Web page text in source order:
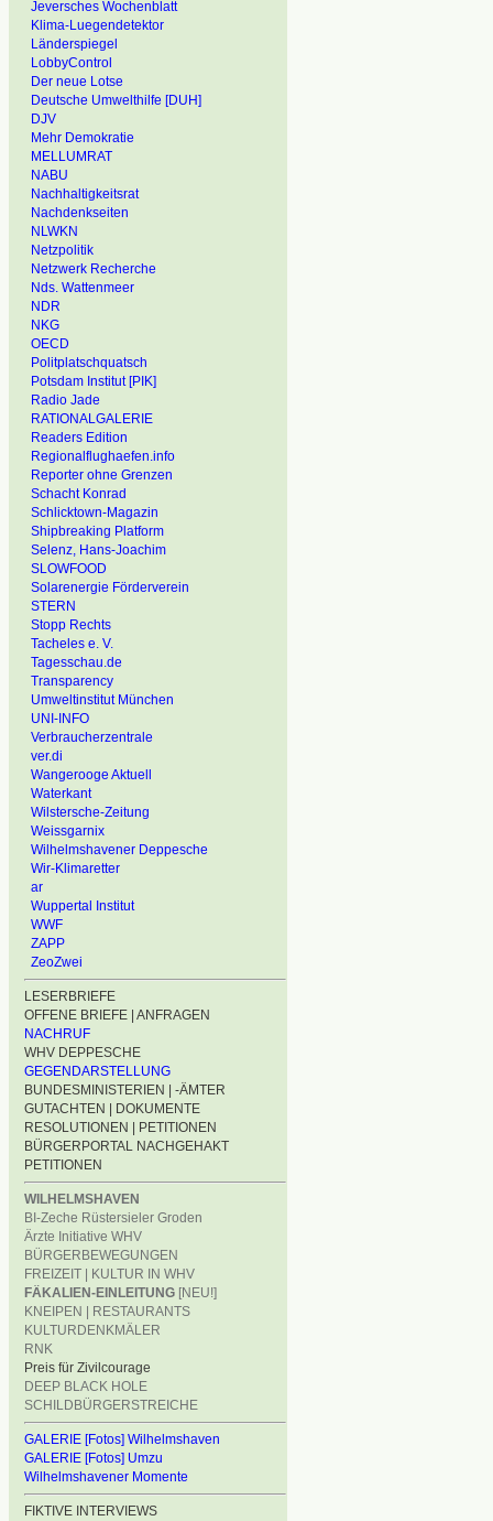
Jeversches Wochenblatt
Klima-Luegendetektor
Länderspiegel
LobbyControl
Der neue Lotse
Deutsche Umwelthilfe [DUH]
DJV
Mehr Demokratie
MELLUMRAT
NABU
Nachhaltigkeitsrat
Nachdenkseiten
NLWKN
Netzpolitik
Netzwerk Recherche
Nds. Wattenmeer
NDR
NKG
OECD
Politplatschquatsch
Potsdam Institut [PIK]
Radio Jade
RATIONALGALERIE
Readers Edition
Regionalflughaefen.info
Reporter ohne Grenzen
Schacht Konrad
Schlicktown-Magazin
Shipbreaking Platform
Selenz, Hans-Joachim
SLOWFOOD
Solarenergie Förderverein
STERN
Stopp Rechts
Tacheles e. V.
Tagesschau.de
Transparency
Umweltinstitut München
UNI-INFO
Verbraucherzentrale
ver.di
Wangerooge Aktuell
Waterkant
Wilstersche-Zeitung
Weissgarnix
Wilhelmshavener Deppesche
Wir-Klimaretter
ar
Wuppertal Institut
WWF
ZAPP
ZeoZwei
LESERBRIEFE
OFFENE BRIEFE | ANFRAGEN
NACHRUF
WHV DEPPESCHE
GEGENDARSTELLUNG
BUNDESMINISTERIEN | -ÄMTER
GUTACHTEN | DOKUMENTE
RESOLUTIONEN | PETITIONEN
BÜRGERPORTAL NACHGEHAKT
PETITIONEN
WILHELMSHAVEN
BI-Zeche Rüstersieler Groden
Ärzte Initiative WHV
BÜRGERBEWEGUNGEN
FREIZEIT | KULTUR IN WHV
FÄKALIEN-EINLEITUNG [NEU!]
KNEIPEN | RESTAURANTS
KULTURDENKMÄLER
RNK
Preis für Zivilcourage
DEEP BLACK HOLE
SCHILDBÜRGERSTREICHE
GALERIE [Fotos] Wilhelmshaven
GALERIE [Fotos] Umzu
Wilhelmshavener Momente
FIKTIVE INTERVIEWS